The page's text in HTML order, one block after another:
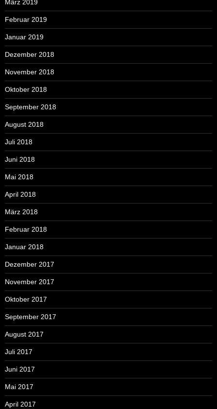
März 2019
Februar 2019
Januar 2019
Dezember 2018
November 2018
Oktober 2018
September 2018
August 2018
Juli 2018
Juni 2018
Mai 2018
April 2018
März 2018
Februar 2018
Januar 2018
Dezember 2017
November 2017
Oktober 2017
September 2017
August 2017
Juli 2017
Juni 2017
Mai 2017
April 2017